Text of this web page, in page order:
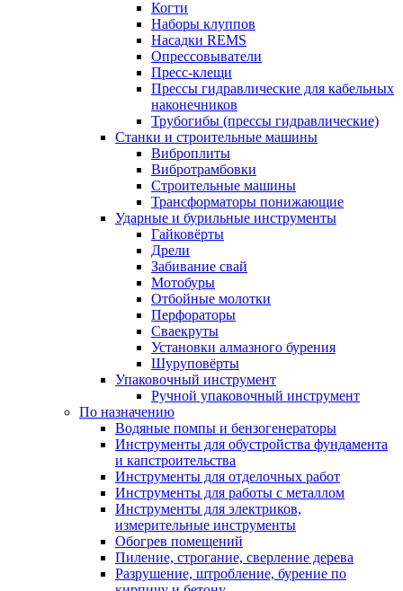
Когти
Наборы клуппов
Насадки REMS
Опрессовыватели
Пресс-клещи
Прессы гидравлические для кабельных
наконечников
Трубогибы (прессы гидравлические)
Станки и строительные машины
Виброплиты
Вибротрамбовки
Строительные машины
Трансформаторы понижающие
Ударные и бурильные инструменты
Гайковёрты
Дрели
Забивание свай
Мотобуры
Отбойные молотки
Перфораторы
Сваекруты
Установки алмазного бурения
Шуруповёрты
Упаковочный инструмент
Ручной упаковочный инструмент
По назначению
Водяные помпы и бензогенераторы
Инструменты для обустройства фундамента
и капстроительства
Инструменты для отделочных работ
Инструменты для работы с металлом
Инструменты для электриков,
измерительные инструменты
Обогрев помещений
Пиление, строгание, сверление дерева
Разрушение, штробление, бурение по